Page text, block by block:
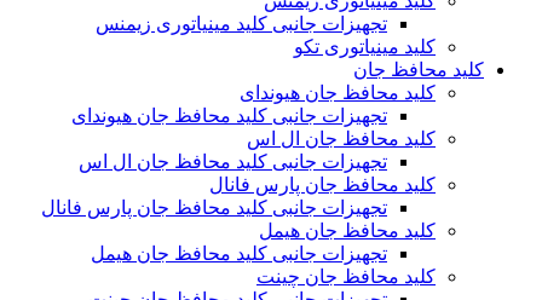
تجهیزات جانبی کلید مینیاتوری زیمنس
کلید مینیاتوری تکو
کلید محافظ جان
کلید محافظ جان هیوندای
تجهیزات جانبی کلید محافظ جان هیوندای
کلید محافظ جان ال اس
تجهیزات جانبی کلید محافظ جان ال اس
کلید محافظ جان پارس فانال
تجهیزات جانبی کلید محافظ جان پارس فانال
کلید محافظ جان هیمل
تجهیزات جانبی کلید محافظ جان هیمل
کلید محافظ جان چینت